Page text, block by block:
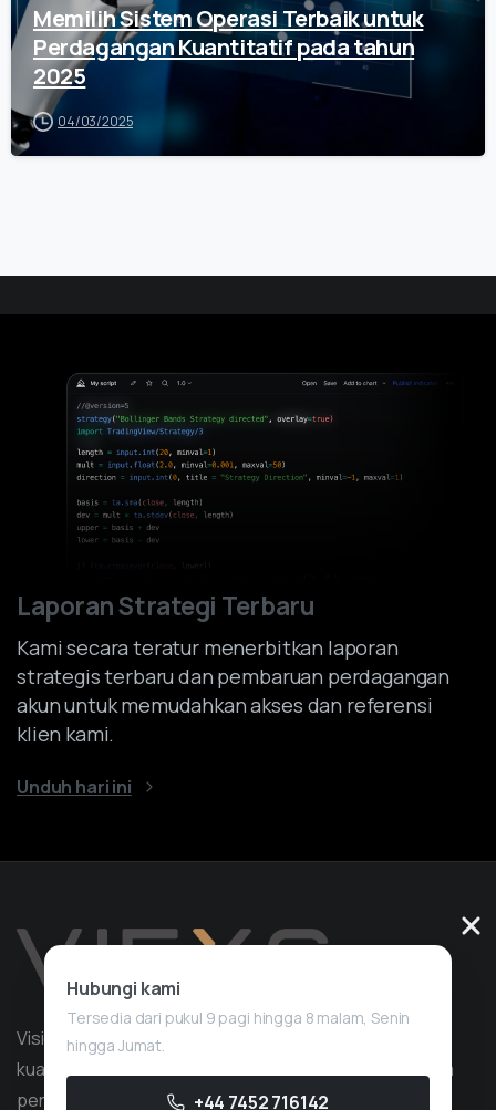
Memilih Sistem Operasi Terbaik untuk
Perdagangan Kuantitatif pada tahun
2025
04/03/2025
Hubungi kami
Tersedia dari pukul 9 pagi hingga 8 malam, Senin
hingga Jumat.
+44 7452 716142
Laporan Strategi Terbaru
Kami secara teratur menerbitkan laporan
strategis terbaru dan pembaruan perdagangan
akun untuk memudahkan akses dan referensi
klien kami.
Unduh hari ini
Vision Quant adalah perusahaan layanan trading
kuantitatif dengan pengalaman lebih dari 10 tahun dalam
pengembangan strategi, dengan fokus pada